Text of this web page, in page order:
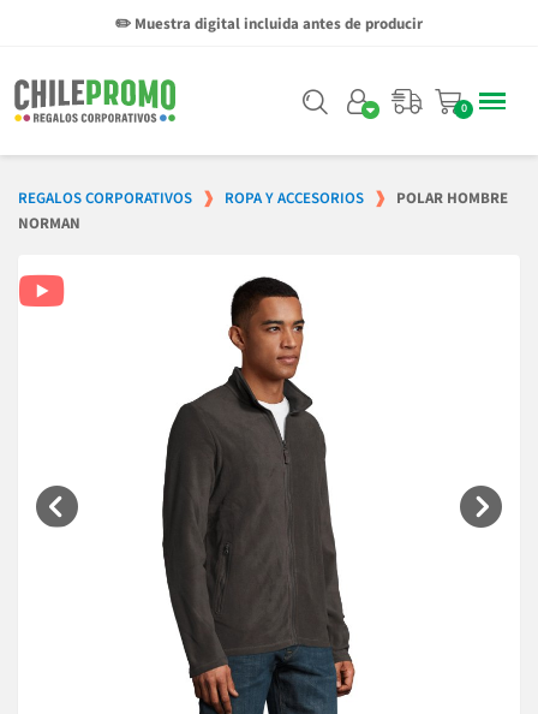
✏️ Muestra digital incluida antes de producir
REGALOS CORPORATIVOS ROPA Y ACCESORIOS
POLAR HOMBRE
NORMAN